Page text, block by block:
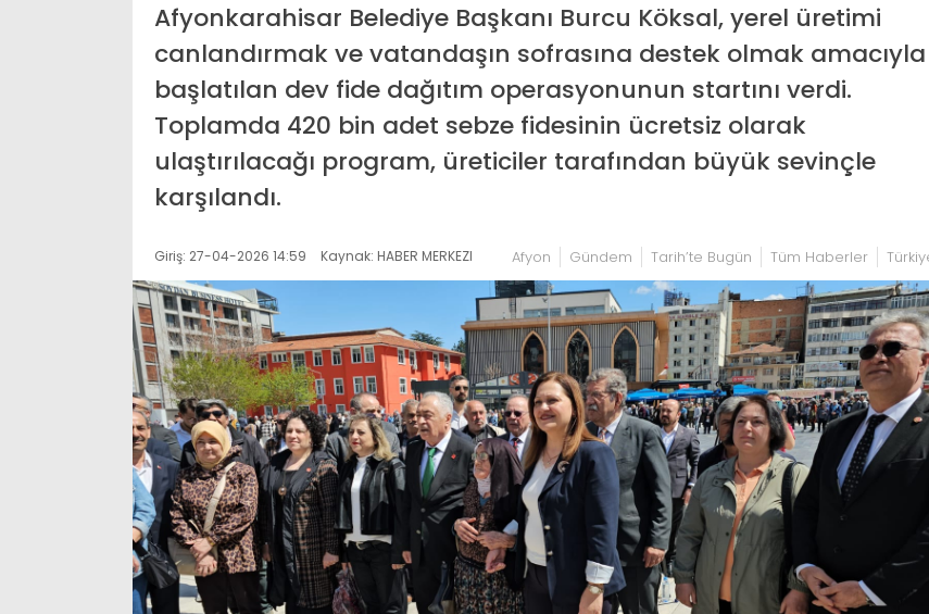
Afyonkarahisar Belediye Başkanı Burcu Köksal, yerel üretimi
canlandırmak ve vatandaşın sofrasına destek olmak amacıyla
başlatılan dev fide dağıtım operasyonunun startını verdi.
Toplamda 420 bin adet sebze fidesinin ücretsiz olarak
ulaştırılacağı program, üreticiler tarafından büyük sevinçle
karşılandı.
Giriş: 27-04-2026 14:59 Kaynak: HABER MERKEZI Afyon Gündem Tarih’te Bugün Tüm Haberler